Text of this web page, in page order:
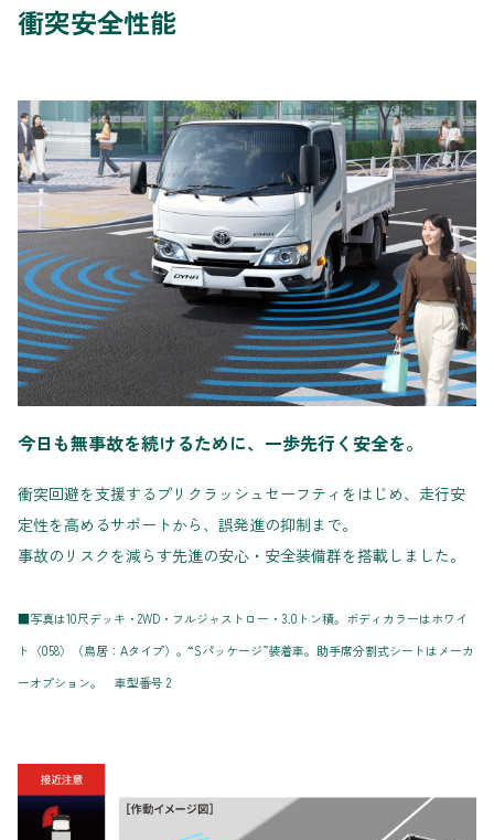
衝突安全性能
今日も無事故を続けるために、一歩先行く安全を。
衝突回避を支援するプリクラッシュセーフティをはじめ、走行安
定性を高めるサポートから、誤発進の抑制まで。
事故のリスクを減らす先進の安心・安全装備群を搭載しました。
■写真は10尺デッキ・2WD・フルジャストロー・3.0トン積。ボディカラーはホワイ
ト〈058〉（鳥居：Aタイプ）。“Sパッケージ”装着車。助手席分割式シートはメーカ
ーオプション。 車型番号 2